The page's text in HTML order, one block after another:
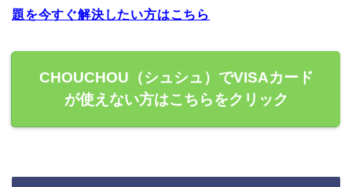
題を今すぐ解決したい方はこちら
CHOUCHOU（シュシュ）でVISAカード
が使えない方はこちらをクリック